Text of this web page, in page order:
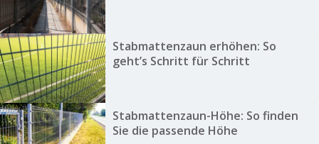
Stabmattenzaun erhöhen: So
geht’s Schritt für Schritt
Stabmattenzaun-Höhe: So finden
Sie die passende Höhe